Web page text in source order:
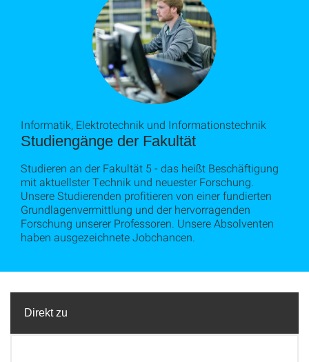
Studiengänge der Fakultät
Informatik, Elektrotechnik und Informationstechnik
Studieren an der Fakultät 5 - das heißt Beschäftigung
mit aktuellster Technik und neuester Forschung.
Unsere Studierenden profitieren von einer fundierten
Grundlagenvermittlung und der hervorragenden
Forschung unserer Professoren. Unsere Absolventen
haben ausgezeichnete Jobchancen.
Direkt zu